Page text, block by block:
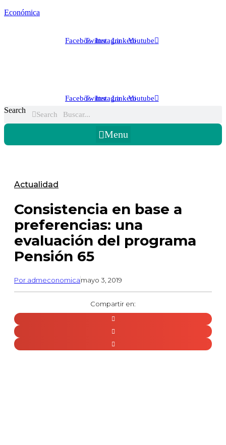
Económica
FacebookTwitterInstagramLinkedinYoutube
FacebookTwitterInstagramLinkedinYoutube
Search Search
Menu
Actualidad
Consistencia en base a
preferencias: una
evaluación del programa
Pensión 65
Por admeconomicamayo 3, 2019
Compartir en: